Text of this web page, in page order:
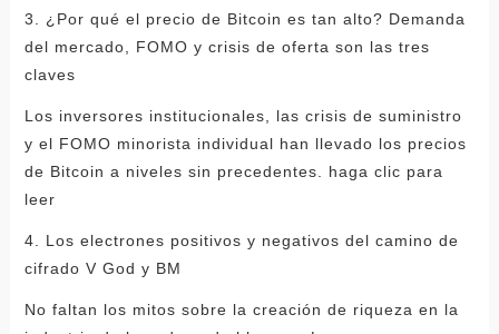
3. ¿Por qué el precio de Bitcoin es tan alto? Demanda
del mercado, FOMO y crisis de oferta son las tres
claves
Los inversores institucionales, las crisis de suministro
y el FOMO minorista individual han llevado los precios
de Bitcoin a niveles sin precedentes. haga clic para
leer
4. Los electrones positivos y negativos del camino de
cifrado V God y BM
No faltan los mitos sobre la creación de riqueza en la